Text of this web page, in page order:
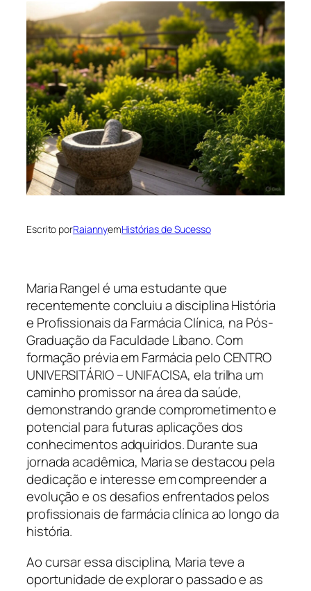
Escrito porRaiannyemHistórias de Sucesso
Maria Rangel é uma estudante que
recentemente concluiu a disciplina História
e Profissionais da Farmácia Clínica, na Pós-
Graduação da Faculdade Líbano. Com
formação prévia em Farmácia pelo CENTRO
UNIVERSITÁRIO – UNIFACISA, ela trilha um
caminho promissor na área da saúde,
demonstrando grande comprometimento e
potencial para futuras aplicações dos
conhecimentos adquiridos. Durante sua
jornada acadêmica, Maria se destacou pela
dedicação e interesse em compreender a
evolução e os desafios enfrentados pelos
profissionais de farmácia clínica ao longo da
história.
Ao cursar essa disciplina, Maria teve a
oportunidade de explorar o passado e as